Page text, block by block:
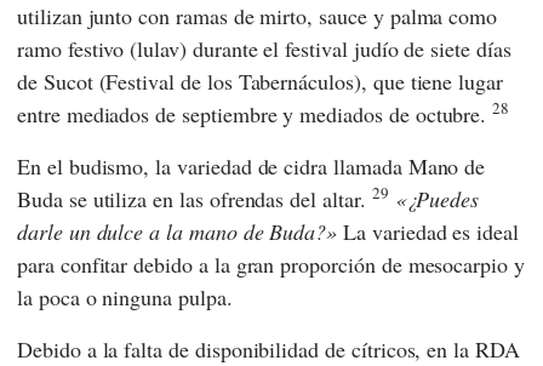
utilizan junto con ramas de mirto, sauce y palma como
ramo festivo (lulav) durante el festival judío de siete días
de Sucot (Festival de los Tabernáculos), que tiene lugar
entre mediados de septiembre y mediados de octubre.28
En el budismo, la variedad de cidra llamada Mano de
Buda se utiliza en las ofrendas del altar. 29
¿Puedes
darle un dulce a la mano de Buda? La variedad es ideal
para confitar debido a la gran proporción de mesocarpio y
la poca o ninguna pulpa.
Debido a la falta de disponibilidad de cítricos, en la RDA